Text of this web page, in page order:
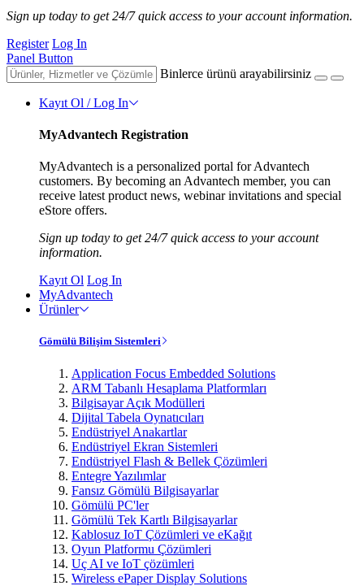
Sign up today to get 24/7 quick access to your account information.
Register Log In
Panel Button
Binlerce ürünü arayabilirsiniz
Kayıt Ol / Log In
MyAdvantech Registration
MyAdvantech is a personalized portal for Advantech
customers. By becoming an Advantech member, you can
receive latest product news, webinar invitations and special
eStore offers.
Sign up today to get 24/7 quick access to your account
information.
Kayıt Ol Log In
MyAdvantech
Ürünler
Gömülü Bilişim Sistemleri
Application Focus Embedded Solutions
ARM Tabanlı Hesaplama Platformları
Bilgisayar Açık Modülleri
Dijital Tabela Oynatıcıları
Endüstriyel Anakartlar
Endüstriyel Ekran Sistemleri
Endüstriyel Flash & Bellek Çözümleri
Entegre Yazılımlar
Fansız Gömülü Bilgisayarlar
Gömülü PC'ler
Gömülü Tek Kartlı Bilgisayarlar
Kablosuz IoT Çözümleri ve eKağıt
Oyun Platformu Çözümleri
Uç AI ve IoT çözümleri
Wireless ePaper Display Solutions